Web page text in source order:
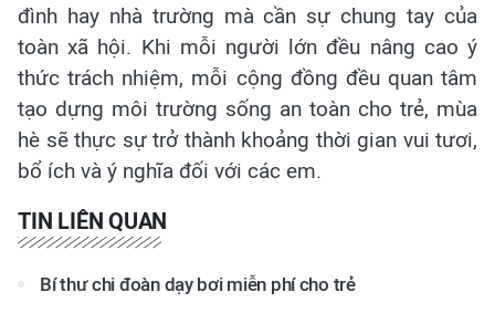
đình hay nhà trường mà cần sự chung tay của
toàn xã hội. Khi mỗi người lớn đều nâng cao ý
thức trách nhiệm, mỗi cộng đồng đều quan tâm
tạo dựng môi trường sống an toàn cho trẻ, mùa
hè sẽ thực sự trở thành khoảng thời gian vui tươi,
bổ ích và ý nghĩa đối với các em.
TIN LIÊN QUAN
Bí thư chi đoàn dạy bơi miễn phí cho trẻ